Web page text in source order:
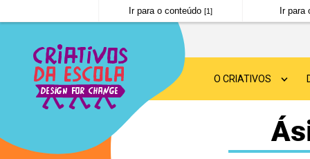
Ir para o conteúdo[1] Ir para
O CRIATIVOS
SOBRE O CRIATIVOS
DESIGN FOR CHANGE